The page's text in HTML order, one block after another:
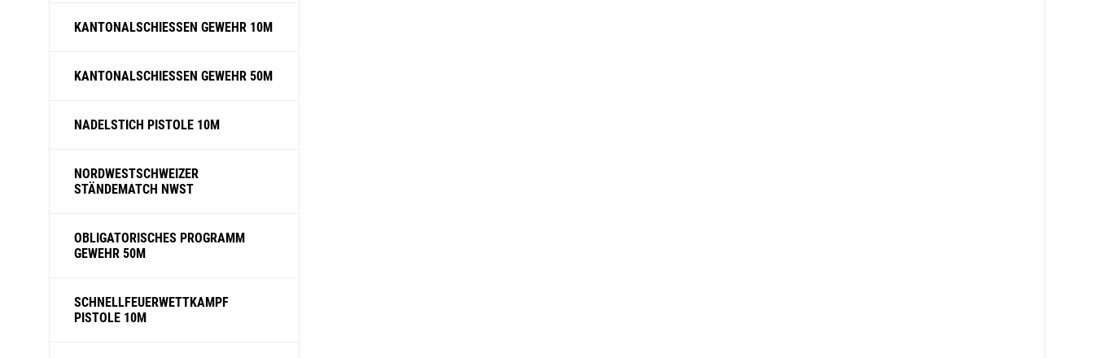
KANTONALSCHIESSEN GEWEHR 10M
KANTONALSCHIESSEN GEWEHR 50M
NADELSTICH PISTOLE 10M
NORDWESTSCHWEIZER
STÄNDEMATCH NWST
OBLIGATORISCHES PROGRAMM
GEWEHR 50M
SCHNELLFEUERWETTKAMPF
PISTOLE 10M